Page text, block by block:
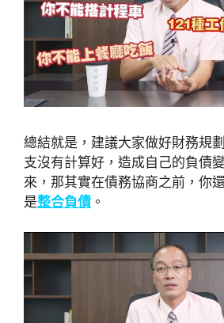
總結就是，建議大家做好財務規
支沒有計算好，造成自己的負債
來，那其實在債務協商之前，你
是整合負債 。